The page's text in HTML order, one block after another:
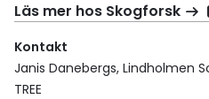
Läs mer hos Skogforsk
Kontakt
Janis Danebergs, Lindholmen
TREE